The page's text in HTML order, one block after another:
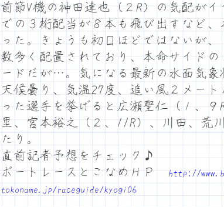
前節V機の神田達也（２R）の気配が
での３桁配当が８本も飛び出すなど
った。きょうも初日ほどではないが
数多く配置されており、本命サイド
ードだが…。気になる最新の水面気象
天候曇り、気温27度、追い風２メー
った選手を挙げると広瀬聖仁（１、９
里、宮本裕之（２、11R）、川田、荒
たり。
直前記者予想をチェック♪
ボートレースとこなめＨＰhttp://
tokoname.jp/raceguide/kyogi06